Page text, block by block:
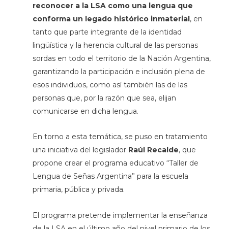
reconocer a la LSA como una lengua que
conforma un legado histórico inmaterial, en
tanto que parte integrante de la identidad
lingüística y la herencia cultural de las personas
sordas en todo el territorio de la Nación Argentina,
garantizando la participación e inclusión plena de
esos individuos, como así también las de las
personas que, por la razón que sea, elijan
comunicarse en dicha lengua.
En torno a esta temática, se puso en tratamiento
una iniciativa del legislador Raúl Recalde, que
propone crear el programa educativo “Taller de
Lengua de Señas Argentina” para la escuela
primaria, pública y privada.
El programa pretende implementar la enseñanza